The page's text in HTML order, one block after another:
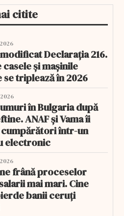
citite
Declarația 216.
casele și mașinile
se triplează în 2026
în Bulgaria după
ANAF și Vama îi
într-un
electronic
frână proceselor
mai mari. Cine
banii ceruți